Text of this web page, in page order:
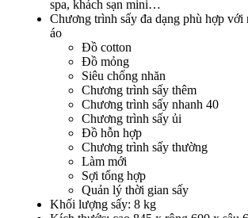
spa, khách sạn mini…
Chương trình sấy đa dạng phù hợp với
áo
Đồ cotton
Đồ mỏng
Siêu chống nhăn
Chương trình sấy thêm
Chương trình sấy nhanh 40
Chương trình sấy ủi
Đồ hỗn hợp
Chương trình sấy thường
Làm mới
Sợi tổng hợp
Quản lý thời gian sấy
Khối lượng sấy: 8 kg